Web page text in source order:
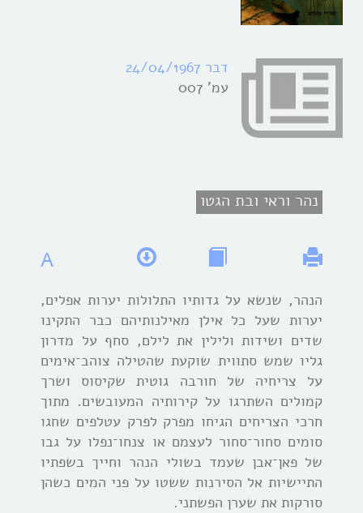
דבר 24/04/1967
עמ' 007
נהר וראי ובת הגטו
A
הנהר, שנשא על גדותיו התלולות יערות אפלים,
יערות שעל כל אילן מאילנותיהם כבר התקינו
שדים ושידות ולילין את לילם, סחף על מדרון
גליו שמש סתווית שוקעת שהטילה צוהב־אימים
על צריחיה של חורבה גוטית שקיסוס ושרך
קמולים השתרגו על קירותיה המעובשים. מתוך
חרכי הצריחים הגיחו מפרק לפרק עטלפים שחגו
סומים סחור־סחור לעצמם או צנחו־נפלו על גבו
של פאן־אבן שעמד בשולי הנהר וחייך בשפתיו
התיישיות אל הסירנות ששטו על פני המים כשהן
סורקות את שערן הפשתני.